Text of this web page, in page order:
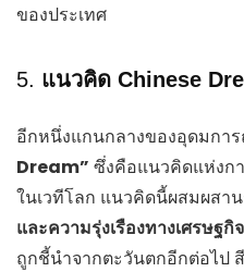
ของประเทศ
5. แนวคิด Chinese
อีกหนึ่งแกนกลางของอุดมกา
Dream” ซึ่งคือแนวคิดแห่งก
ในเวทีโลก แนวคิดนี้ผสมผสา
และความรุ่งเรืองทางเศรษฐกิจ
ถูกชี้นำจากตะวันตกอีกต่อไป